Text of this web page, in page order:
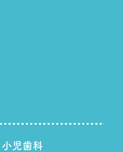
小児歯科